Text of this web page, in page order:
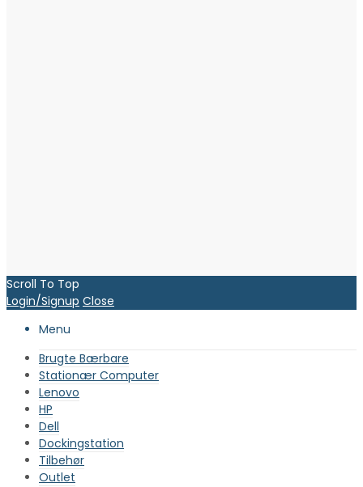
Scroll To Top
Login/Signup Close
Menu
Brugte Bærbare
Stationær Computer
Lenovo
HP
Dell
Dockingstation
Tilbehør
Outlet